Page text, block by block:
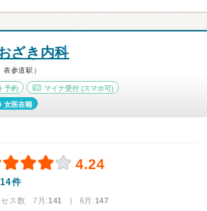
ざき内科
参道駅）
予約 マイナ受付 (スマホ可)
女医在籍
4.24
14件
セス数 7月:141 | 6月:147